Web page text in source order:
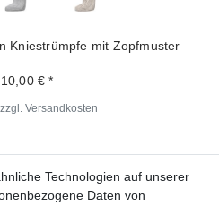
Kniestrümpfe mit Zopfmuster
€ *
zzgl. Versandkosten
Technologien auf unserer
Daten von